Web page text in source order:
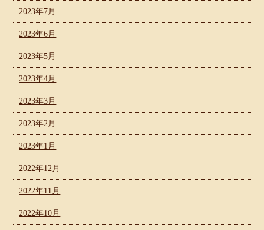
2023年7月
2023年6月
2023年5月
2023年4月
2023年3月
2023年2月
2023年1月
2022年12月
2022年11月
2022年10月